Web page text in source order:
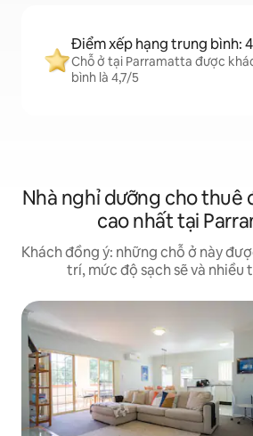
Điểm xếp hạng trung bình:
Chỗ ở tại Parramatta được
bình là 4,7/5
Nhà nghỉ dưỡng cho thuê
cao nhất tại
Khách đồng ý: những chỗ ở này
trí, mức độ sạch sẽ và nhiều